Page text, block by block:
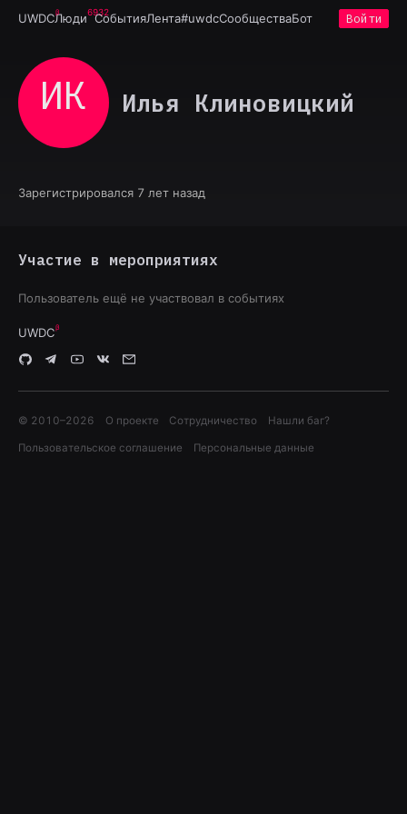
UWDCЛюди6932
СобытияЛента#uwdcСообществаБот Войти
ИК Илья Клиновицкий
Зарегистрировался 7 лет назад
Участие в мероприятиях
Пользователь ещё не участвовал в событиях
UWDC
© 2010–2026 О проекте Сотрудничество Нашли баг?
Пользовательское соглашение Персональные данные